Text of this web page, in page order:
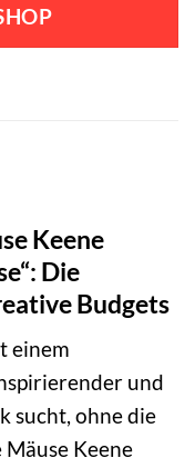
Keene
Die
Budgets
einem
und
sucht, ohne die
Mäuse Keene